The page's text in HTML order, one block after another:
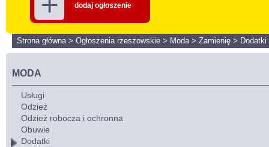
dodaj ogłoszenie
Strona główna> Ogłoszenia rzeszowskie > Moda> Zamienię > Dodatki
MODA
Usługi
Odzież
Odzież robocza i ochronna
Obuwie
Dodatki